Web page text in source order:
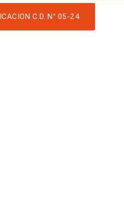
C.D. N° 05-24